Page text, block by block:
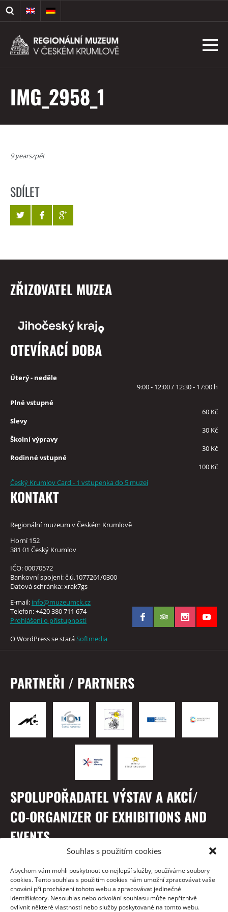
Souhlas s použitím cookies
Abychom vám mohli poskytnout co nejlepší služby, používáme soubory
cookies. Tento souhlas s použitím cookies nám umožní zpracovávat vaše
chování při procházení tohoto webu a zpracovávat jedinečné
identifikátory. Nesouhlas nebo odvolání souhlasu může nepříznivě
ovlivnit některé vlastnosti nebo služby poskytované na tomto webu.
IMG_2958_1
9 yearszpět
SDÍLET
ZŘIZOVATEL MUZEA
OTEVÍRACÍ DOBA
Úterý - neděle
9:00 - 12:00 / 12:30 - 17:00 h
Plné vstupné
60 Kč
Slevy
30 Kč
Školní výpravy
30 Kč
Rodinné vstupné
100 Kč
Český Krumlov Card - 1 vstupenka do 5 muzeí
KONTAKT
Regionální muzeum v Českém Krumlově
Horní 152
381 01 Český Krumlov
IČO: 00070572
Bankovní spojení: č.ú.1077261/0300
Datová schránka: xrak7gs
E-mail: info@muzeumck.cz
Telefon: +420 380 711 674
Prohlášení o přístupnosti
O WordPress se staráSoftmedia
PARTNEŘI / PARTNERS
SPOLUPOŘADATEL VÝSTAV A AKCÍ/
CO-ORGANIZER OF EXHIBITIONS AND
EVENTS